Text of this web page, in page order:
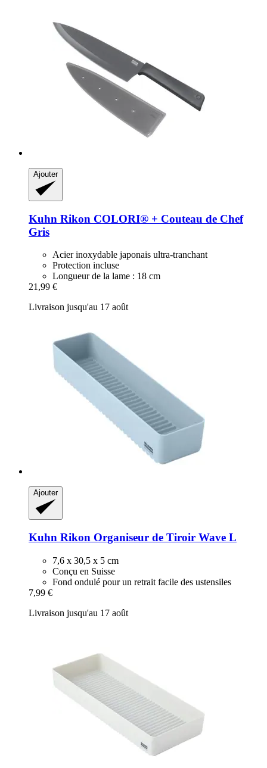
Ajouter
Kuhn Rikon COLORI® + Couteau de Chef
Gris
Acier inoxydable japonais ultra-tranchant
Protection incluse
Longueur de la lame : 18 cm
21,99 €
Livraison jusqu'au 17 août
Ajouter
Kuhn Rikon Organiseur de Tiroir Wave L
7,6 x 30,5 x 5 cm
Conçu en Suisse
Fond ondulé pour un retrait facile des ustensiles
7,99 €
Livraison jusqu'au 17 août